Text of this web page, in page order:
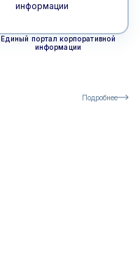
Единый портал корпоративной
информации
Подробнее